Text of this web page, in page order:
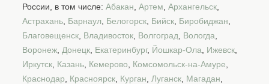
России, в том числе: Абакан Артем Архангельск
Астрахань Барнаул Белогорск Бийск Биробиджан
Благовещенск Владивосток Волгоград Вологда
Воронеж Донецк Екатеринбург, Йошкар-Ола Ижевск
Иркутск Казань Кемерово Комсомольск-на-Амуре
Краснодар
Красноярск Курган Луганск Магадан